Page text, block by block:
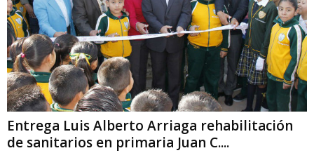
Entrega Luis Alberto Arriaga rehabilitación
de sanitarios en primaria Juan C....